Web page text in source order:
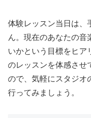
体験レッスン当日は、
ん。現在のあなたの音
いかという目標をヒア
のレッスンを体感させ
ので、気軽にスタジオ
行ってみましょう。